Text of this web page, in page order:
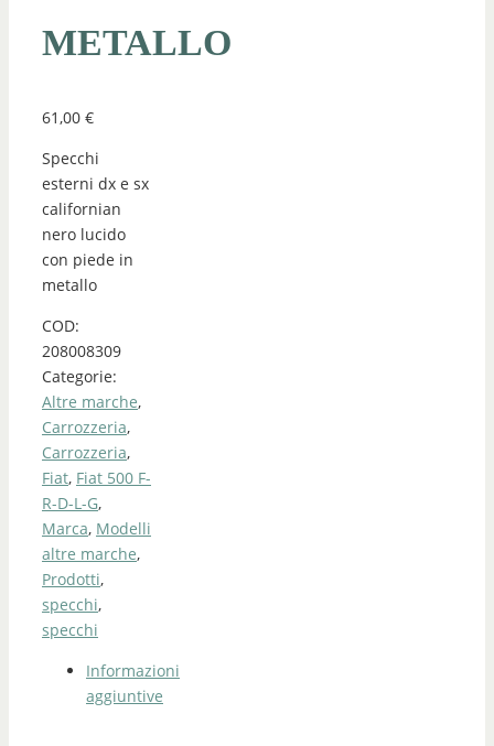
METALLO
61,00 €
Specchi
esterni dx e sx
californian
nero lucido
con piede in
metallo
COD:
208008309
Categorie:
Altre marche,
Carrozzeria,
Carrozzeria,
Fiat, Fiat 500 F-
R-D-L-G,
Marca, Modelli
altre marche,
Prodotti,
specchi,
specchi
Informazioni
aggiuntive